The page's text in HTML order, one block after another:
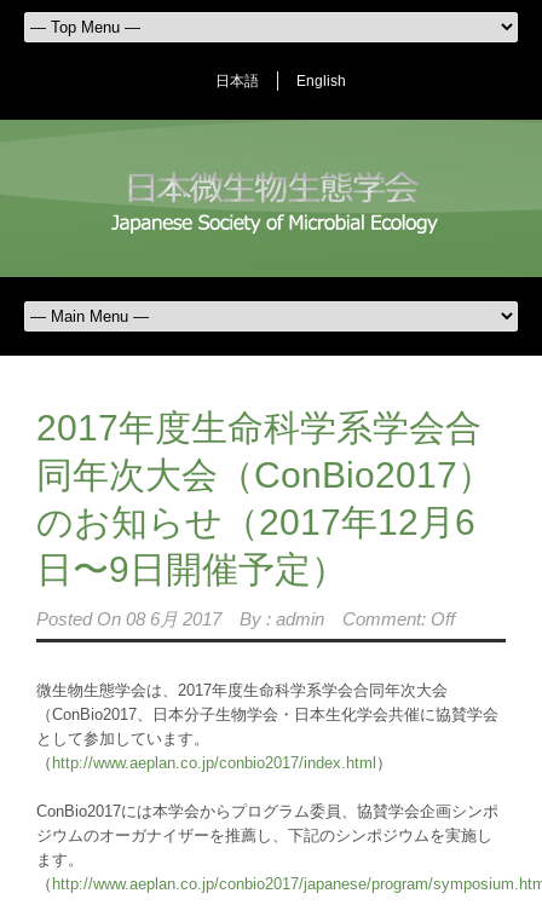
日本語 English
2017年度生命科学系学会合
同年次大会（ConBio2017）
のお知らせ（2017年12月6
日〜9日開催予定）
Posted On 08 6月 2017 By : admin Comment: Off
微生物生態学会は、2017年度生命科学系学会合同年次大会
（ConBio2017、日本分子生物学会・日本生化学会共催に協賛学会
として参加しています。
（ http://www.aeplan.co.jp/conbio2017/index.html ）
ConBio2017には本学会からプログラム委員、協賛学会企画シンポ
ジウムのオーガナイザーを推薦し、下記のシンポジウムを実施し
ます。
（ http://www.aeplan.co.jp/conbio2017/japanese/program/